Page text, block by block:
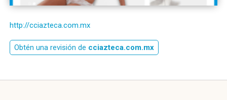
http://cciazteca.com.mx
Obtén una revisión de cciazteca.com.mx